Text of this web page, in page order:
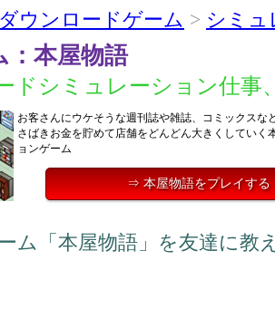
ダウンロードゲーム > シミュ
：本屋物語
ドシミュレーション仕事
お客さんにウケそうな週刊誌や雑誌、コミックスな
さばきお金を貯めて店舗をどんどん大きくしていく
ョンゲーム
⇒ 本屋物語をプレイする
ム「本屋物語」を友達に教